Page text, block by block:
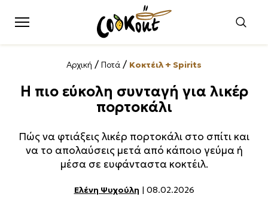
Αρχική / Ποτά / Κοκτέιλ + Spirits
Η πιο εύκολη συνταγή για λικέρ
πορτοκάλι
Πώς να φτιάξεις λικέρ πορτοκάλι στο σπίτι και
να το απολαύσεις μετά από κάποιο γεύμα ή
μέσα σε ευφάνταστα κοκτέιλ.
Ελένη Ψυχούλη | 08.02.2026